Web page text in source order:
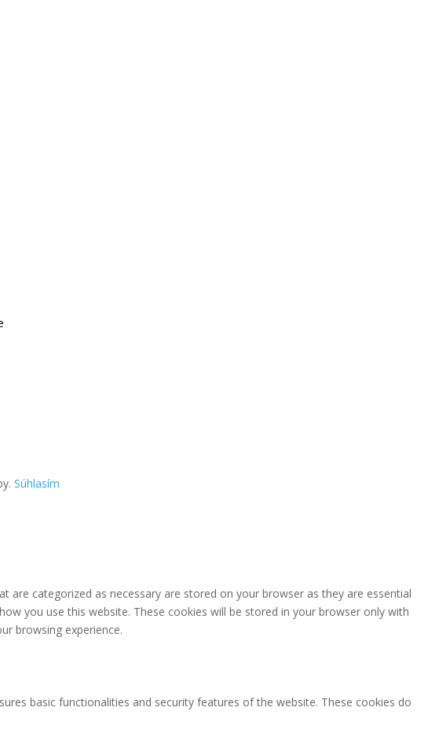
Súhlasím
categorized as necessary are stored on your browser as they are essential
you use this website. These cookies will be stored in your browser only with
browsing experience.
basic functionalities and security features of the website. These cookies do